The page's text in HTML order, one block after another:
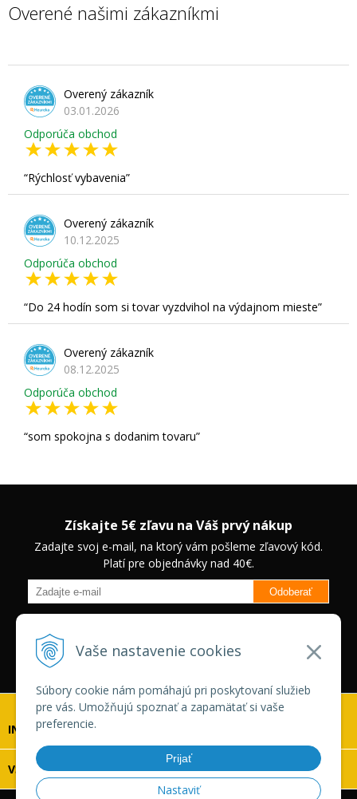
Vaše nastavenie cookies
Súbory cookie nám pomáhajú pri poskytovaní služieb
pre vás. Umožňujú spoznať a zapamätať si vaše
preferencie.
Prijať
Nastaviť
Overené našimi zákazníkmi
Overený zákazník
03.01.2026
Odporúča obchod
Rýchlosť vybavenia
Overený zákazník
10.12.2025
Odporúča obchod
Do 24 hodín som si tovar vyzdvihol na výdajnom mieste
Overený zákazník
08.12.2025
Odporúča obchod
som spokojna s dodanim tovaru
Získajte 5€ zľavu na Váš prvý nákup
Zadajte svoj e-mail, na ktorý vám pošleme zľavový kód.
Platí pre objednávky nad 40€.
Odoberať
zľavách na vybrané produkty.
Neplatí pre Veľkoobchodných
zákazníkov.
INFOLINKA
VŠETKO O NÁKUPE